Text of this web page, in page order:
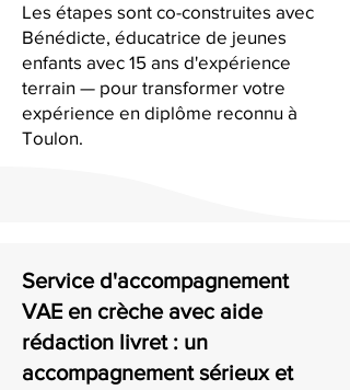
Les étapes sont co-construites avec
Bénédicte, éducatrice de jeunes
enfants avec 15 ans d'expérience
terrain — pour transformer votre
expérience en diplôme reconnu à
Toulon.
Service d'accompagnement
VAE en crèche avec aide
rédaction livret : un
accompagnement sérieux et